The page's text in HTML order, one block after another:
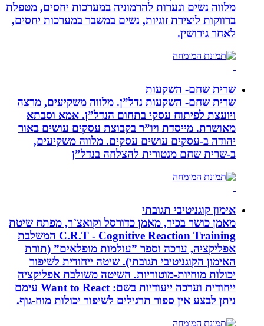
מלווה נשים ונערות להרמוניה במערכות יחסים, מטפלת
ברווקות ליצירת זוגיות, נשים במשבר במערכות יחסים,
לאחר גירושין.
שרית שחם- השקעות
שרית שחם- השקעות נדל”ן. מלווה משקיעים, מרצה
ויועצת לפיתוח עסקי בתחום הנדל”ן. אמא וסבתא
מאושרת. ‏מייסדת ויו”ר בקבוצת עסקים עושים באור
יהודה‏ ב-‏עסקים עושים עסקים‏. ‏מלווה משקיעים,
ב-‏שרית שחם מנטורית להצלחה בנדל”ן‏
אימון קוגניטיבי תגובתי
מאמן כושר בכיר, מאמן כדורסל וקואצ`ר, מפתח שיטת
C.R.T - Cognitive Reaction Training המשלבת
אפליקציה, ערכה וספר ”עולמות מופלאים” (תורת
האימון הקוגניטיבי תגובתי). שיטה ייחודית לשיפור
יכולות מוחיות-מוטוריות. השיטה משולבת אפליקציה
ייחודית וערכה ייעודיות בשם: Want to React עימם
ניתן לבצע אין ספור תרגילים לשיפור יכולות מוח-גוף.